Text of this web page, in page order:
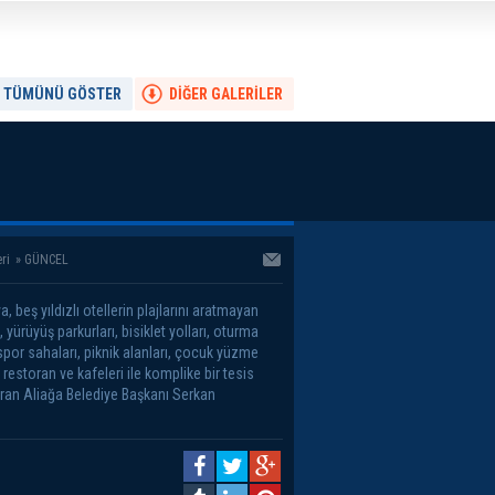
DİĞER GALERİLER
TÜMÜNÜ GÖSTER
» GÜNCEL
beş yıldızlı otellerin plajlarını aratmayan
yürüyüş parkurları, bisiklet yolları, oturma
sahaları, piknik alanları, çocuk yüzme
restoran ve kafeleri ile komplike bir tesis
Aliağa Belediye Başkanı Serkan